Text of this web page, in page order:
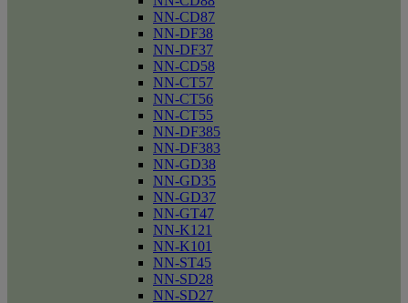
NN-CD87
NN-DF38
NN-DF37
NN-CD58
NN-CT57
NN-CT56
NN-CT55
NN-DF385
NN-DF383
NN-GD38
NN-GD35
NN-GD37
NN-GT47
NN-K121
NN-K101
NN-ST45
NN-SD28
NN-SD27